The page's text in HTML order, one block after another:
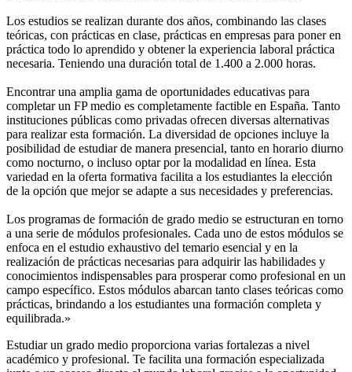
Los estudios se realizan durante dos años, combinando las clases
teóricas, con prácticas en clase, prácticas en empresas para poner en
práctica todo lo aprendido y obtener la experiencia laboral práctica
necesaria. Teniendo una duración total de 1.400 a 2.000 horas.
Encontrar una amplia gama de oportunidades educativas para
completar un FP medio es completamente factible en España. Tanto
instituciones públicas como privadas ofrecen diversas alternativas
para realizar esta formación. La diversidad de opciones incluye la
posibilidad de estudiar de manera presencial, tanto en horario diurno
como nocturno, o incluso optar por la modalidad en línea. Esta
variedad en la oferta formativa facilita a los estudiantes la elección
de la opción que mejor se adapte a sus necesidades y preferencias.
Los programas de formación de grado medio se estructuran en torno
a una serie de módulos profesionales. Cada uno de estos módulos se
enfoca en el estudio exhaustivo del temario esencial y en la
realización de prácticas necesarias para adquirir las habilidades y
conocimientos indispensables para prosperar como profesional en un
campo específico. Estos módulos abarcan tanto clases teóricas como
prácticas, brindando a los estudiantes una formación completa y
equilibrada.»
Estudiar un grado medio proporciona varias fortalezas a nivel
académico y profesional. Te facilita una formación especializada